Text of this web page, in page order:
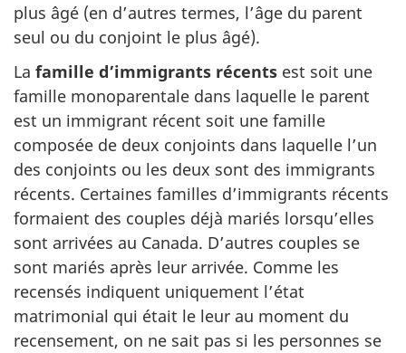
plus âgé (en d’autres termes, l’âge du parent
seul ou du conjoint le plus âgé).
La famille d’immigrants récents est soit une
famille monoparentale dans laquelle le parent
est un immigrant récent soit une famille
composée de deux conjoints dans laquelle l’un
des conjoints ou les deux sont des immigrants
récents. Certaines familles d’immigrants récents
formaient des couples déjà mariés lorsqu’elles
sont arrivées au Canada. D’autres couples se
sont mariés après leur arrivée. Comme les
recensés indiquent uniquement l’état
matrimonial qui était le leur au moment du
recensement, on ne sait pas si les personnes se